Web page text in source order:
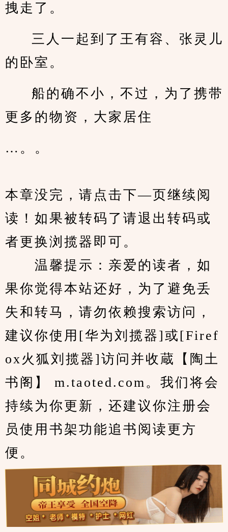
拽走了。
三人一起到了王有容、张灵儿
的卧室。
船的确不小，不过，为了携带
更多的物资，大家居住
…。。
本章没完，请点击下—页继续阅
读！如果被转码了请退出转码或
者更换浏揽器即可。
温馨提示：亲爱的读者，如
果你觉得本站还好，为了避免丢
失和转马，请勿依赖搜索访问，
建议你使用[华为刘揽器]或[Firef
ox火狐刘揽器]访问并收蔵【陶土
书阁】 m.taoted.com。我们将会
持续为你更新，还建议你注册会
员使用书架功能追书阅读更方
便。